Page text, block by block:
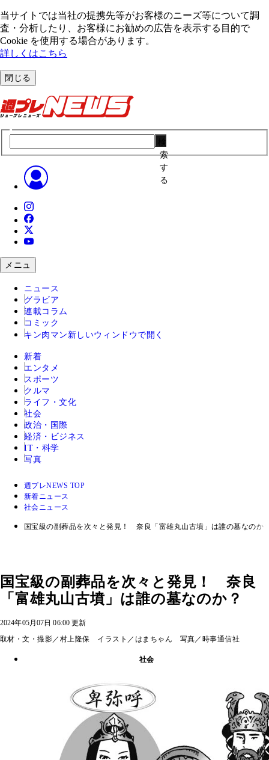
当サイトでは当社の提携先等がお客様のニーズ等について調
査・分析したり、お客様にお勧めの広告を表⽰する⽬的で
Cookie を使⽤する場合があります。
詳しくはこちら
閉じる
索
す
る
メニュ
ニュース
グラビア
連載コラム
コミック
キン肉マン 新しいウィンドウで開く
新着
エンタメ
スポーツ
クルマ
ライフ・文化
社会
政治・国際
経済・ビジネス
IT・科学
写真
週プレNEWS TOP
新着ニュース
社会ニュース
国宝級の副葬品を次々と発見！ 奈良「富雄丸山古墳」は誰の墓なのか
国宝級の副葬品を次々と発見！ 奈良
「富雄丸山古墳」は誰の墓なのか？
2024年05月07日 06:00 更新
取材・文・撮影／村上隆保 イラスト／はまちゃん 写真／時事通信社
社会